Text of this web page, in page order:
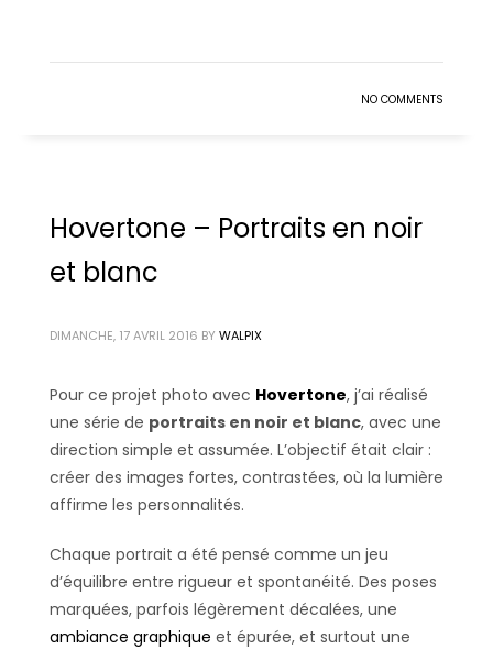
NO COMMENTS
Hovertone – Portraits en noir
et blanc
DIMANCHE, 17 AVRIL 2016 BY WALPIX
Pour ce projet photo avec Hovertone, j’ai réalisé
une série de portraits en noir et blanc, avec une
direction simple et assumée. L’objectif était clair :
créer des images fortes, contrastées, où la lumière
affirme les personnalités.
Chaque portrait a été pensé comme un jeu
d’équilibre entre rigueur et spontanéité. Des poses
marquées, parfois légèrement décalées, une
ambiance graphique et épurée, et surtout une